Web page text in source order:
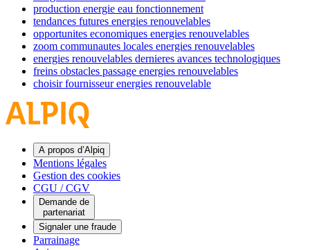
production energie eau fonctionnement
tendances futures energies renouvelables
opportunites economiques energies renouvelables
zoom communautes locales energies renouvelables
energies renouvelables dernieres avances technologiques
freins obstacles passage energies renouvelables
choisir fournisseur energies renouvelable
A propos d’Alpiq
Mentions légales
Gestion des cookies
CGU / CGV
Demande de
partenariat
Signaler une fraude
Parrainage